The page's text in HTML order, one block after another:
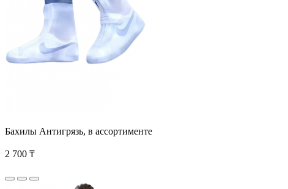
Бахилы Антигрязь, в ассортименте
2 700 ₸